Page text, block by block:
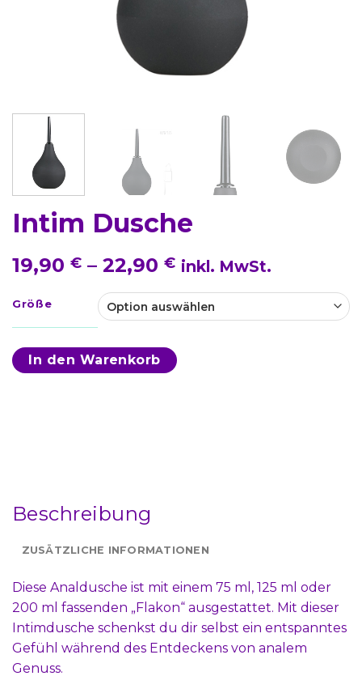
Intim Dusche
19,90 € – 22,90 € inkl. MwSt.
Größe
In den Warenkorb
Beschreibung
ZUSÄTZLICHE INFORMATIONEN
Diese Analdusche ist mit einem 75 ml, 125 ml oder
200 ml fassenden „Flakon“ ausgestattet. Mit dieser
Intimdusche schenkst du dir selbst ein entspanntes
Gefühl während des Entdeckens von analem
Genuss.